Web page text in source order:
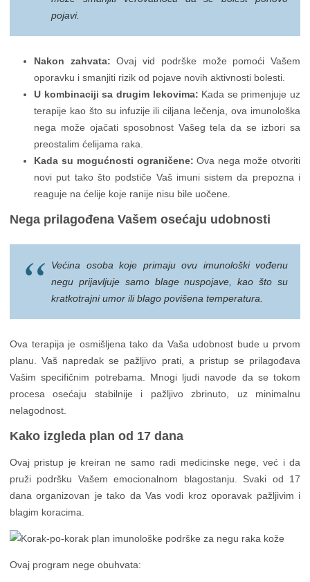
pojavi.
Nakon zahvata: Ovaj vid podrške može pomoći Vašem
oporavku i smanjiti rizik od pojave novih aktivnosti bolesti.
U kombinaciji sa drugim lekovima: Kada se primenjuje uz
terapije kao što su infuzije ili ciljana lečenja, ova imunološka
nega može ojačati sposobnost Vašeg tela da se izbori sa
preostalim ćelijama raka.
Kada su mogućnosti ograničene: Ova nega može otvoriti
novi put tako što podstiče Vaš imuni sistem da prepozna i
reaguje na ćelije koje ranije nisu bile uočene.
Nega prilagođena Vašem osećaju udobnosti
Većina osoba koje primaju ovu imunološki vođenu
negu prijavljuje samo blage nuspojave, kao što su
kratkotrajni umor ili blago povišena temperatura.
Ova terapija je osmišljena tako da Vaša udobnost bude u prvom
planu. Vaš napredak se pažljivo prati, a pristup se prilagođava
Vašim specifičnim potrebama. Mnogi ljudi navode da se tokom
procesa osećaju stabilnije i pažljivo zbrinuto, uz minimalnu
nelagodnost.
Kako izgleda plan od 17 dana
Ovaj pristup je kreiran ne samo radi medicinske nege, već i da
pruži podršku Vašem emocionalnom blagostanju. Svaki od 17
dana organizovan je tako da Vas vodi kroz oporavak pažljivim i
blagim koracima.
Ovaj program nege obuhvata: